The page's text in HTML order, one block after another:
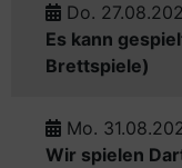
Do.
Es kann
Brettspiele)
Mo.
Wir spielen